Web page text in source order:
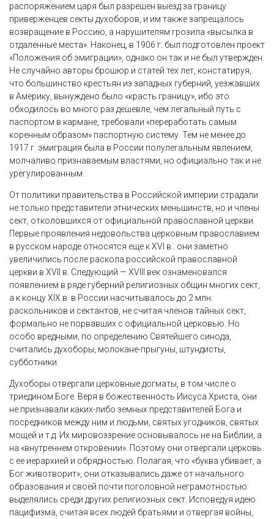
распоряжением царя был разрешен выезд за границу
приверженцев секты духоборов, и им также запрещалось
возвращение в Россию, а нарушителям грозила «высылка в
отдаленные места». Наконец, в 1906 г. был подготовлен проект
«Положения об эмиграции», однако он так и не был утвержден.
Не случайно авторы брошюр и статей тех лет, констатируя,
что большинство крестьян из западных губерний, уезжавших
в Америку, вынуждено было «красть границу», ибо это
обходилось во много раз дешевле, чем легальный путь с
паспортом в кармане, требовали «переработать самым
коренным образом» паспортную систему. Тем не менее до
1917 г. эмиграция была в России полулегальным явлением,
молчаливо признаваемым властями, но официально так и не
урегулированным.
От политики правительства в Российской империи страдали
не только представители этнических меньшинств, но и члены
сект, отколовшихся от официальной православной церкви.
Первые проявления недовольства церковным православием
в русском народе относятся еще к XVI в.: они заметно
увеличились после раскола российской православной
церкви в XVII в. Следующий — XVIII век ознаменовался
появлением в ряде губерний религиозных общин многих сект,
а к концу XIX в. в России насчитывалось до 2 млн.
раскольников и сектантов, не считая членов тайных сект,
формально не порвавших с официальной церковью. Но
особо вредными, по определению Святейшего синода,
считались духоборы, молокане-прыгуны, штундисты,
субботники.
Духоборы отвергали церковные догматы, в том числе о
триедином Боге. Веря в божественность Иисуса Христа, они
не признавали каких-либо земных представителей Бога и
посредников между ним и людьми, святых угодников, святых
мощей и т.д. Их мировоззрение основывалось не на Библии, а
на «внутреннем откровении». Поэтому они отвергали церковь
с ее иерархией и обрядностью. Полагая, что «буква убивает, а
Бог животворит», они отказывались даже от начального
образования и своей почти поголовной неграмотностью
выделялись среди других религиозных сект. Исповедуя идею
пацифизма, считая всех людей братьями и отвергая войны,